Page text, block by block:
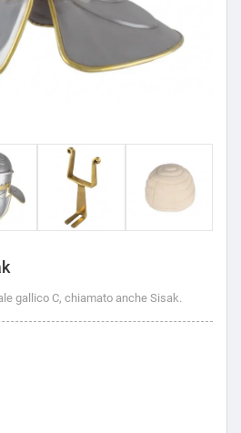
gallico C, chiamato anche Sisak.